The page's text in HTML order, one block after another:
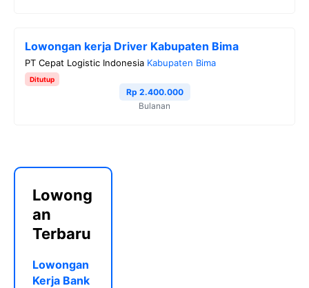
Lowongan kerja Driver Kabupaten Bima
PT Cepat Logistic Indonesia Kabupaten Bima
Ditutup
Rp 2.400.000
Bulanan
Lowong
an
Terbaru
Lowongan
Kerja Bank